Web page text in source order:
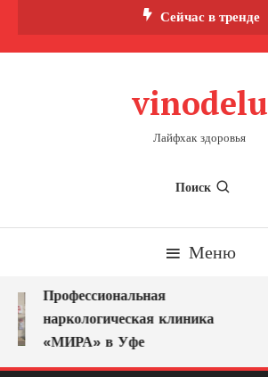
Сейчас в тренде
vinodelu
Лайфхак здоровья
Поиск
Меню
Профессиональная
наркологическая клиника
«МИРА» в Уфе